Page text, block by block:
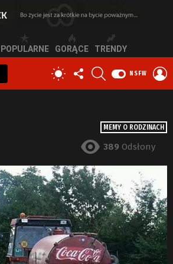
POPULARNE GORĄCE TRENDY
PRZEŁĄCZ
SKÓRKĘ
OBSERWUJ
NAS
NSFW
MEMY O RODZINACH
389 Odsłony